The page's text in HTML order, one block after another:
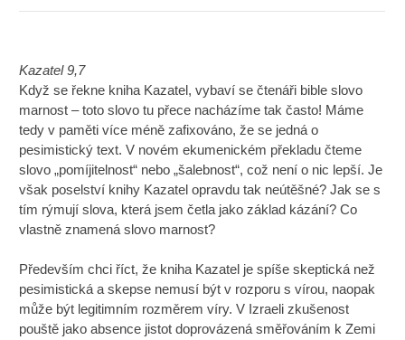
Kazatel 9,7
Když se řekne kniha Kazatel, vybaví se čtenáři bible slovo
marnost – toto slovo tu přece nacházíme tak často! Máme
tedy v paměti více méně zafixováno, že se jedná o
pesimistický text. V novém ekumenickém překladu čteme
slovo „pomíjitelnost“ nebo „šalebnost“, což není o nic lepší. Je
však poselství knihy Kazatel opravdu tak neútěšné? Jak se s
tím rýmují slova, která jsem četla jako základ kázání? Co
vlastně znamená slovo marnost?
Především chci říct, že kniha Kazatel je spíše skeptická než
pesimistická a skepse nemusí být v rozporu s vírou, naopak
může být legitimním rozměrem víry. V Izraeli zkušenost
pouště jako absence jistot doprovázená směřováním k Zemi